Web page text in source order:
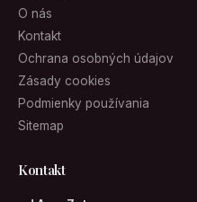
O nás
Kontakt
Ochrana osobných údajov
Zásady cookies
Podmienky používania
Sitemap
Kontakt